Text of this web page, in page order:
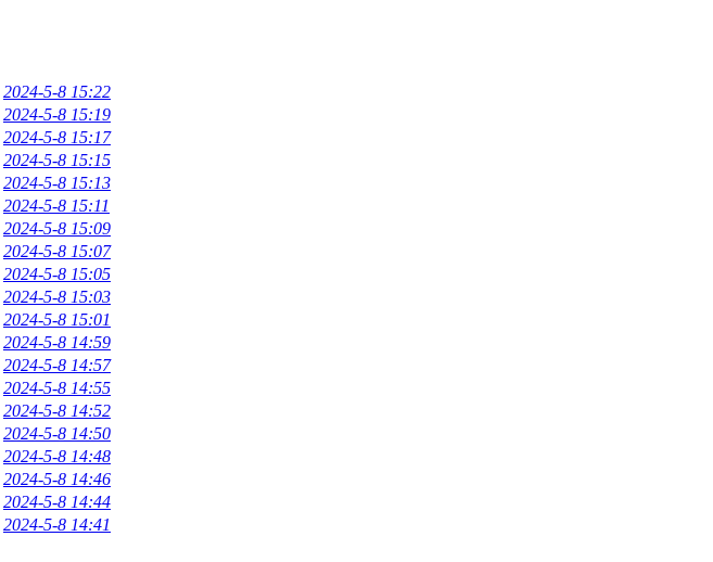
2024-5-8 15:22
2024-5-8 15:19
2024-5-8 15:17
2024-5-8 15:15
2024-5-8 15:13
2024-5-8 15:11
2024-5-8 15:09
2024-5-8 15:07
2024-5-8 15:05
2024-5-8 15:03
2024-5-8 15:01
2024-5-8 14:59
2024-5-8 14:57
2024-5-8 14:55
2024-5-8 14:52
2024-5-8 14:50
2024-5-8 14:48
2024-5-8 14:46
2024-5-8 14:44
2024-5-8 14:41